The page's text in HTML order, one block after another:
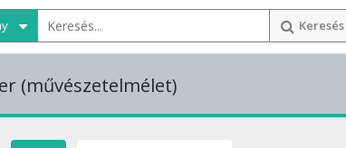
Keresés
(művészetelmélet)